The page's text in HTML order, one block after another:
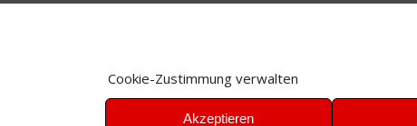
Cookie-Zustimmung verwalten
Akzeptieren